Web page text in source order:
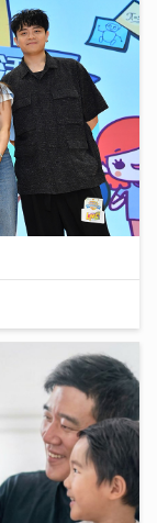
新劇演8歲智